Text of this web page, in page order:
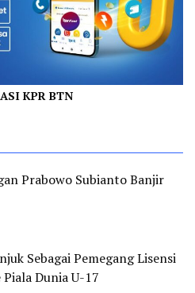
KPR BTN
Prabowo Subianto Banjir
Sebagai Pemegang Lisensi
Dunia U-17